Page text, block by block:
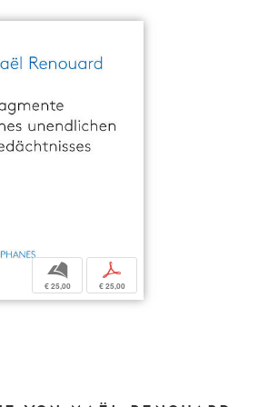
b
€ 25,00
p
€ 25,00